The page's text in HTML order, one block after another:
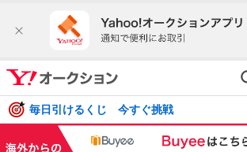
毎日引けるくじ 今すぐ挑戦